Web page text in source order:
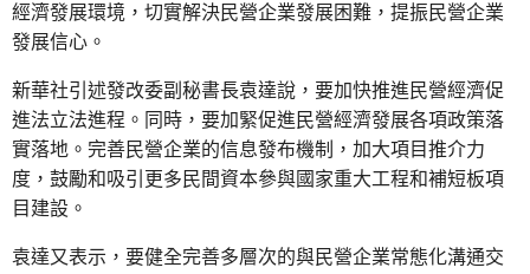
經濟發展環境，切實解決民營企業發展困難，提振民營企業
發展信心。
新華社引述發改委副秘書長袁達說，要加快推進民營經濟促
進法立法進程。同時，要加緊促進民營經濟發展各項政策落
實落地。完善民營企業的信息發布機制，加大項目推介力
度，鼓勵和吸引更多民間資本參與國家重大工程和補短板項
目建設。
袁達又表示，要健全完善多層次的與民營企業常態化溝通交